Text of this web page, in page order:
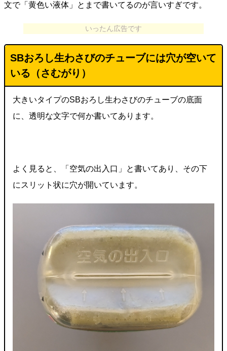
文で「黄色い液体」とまで書いてるのが言いすぎです。
いったん広告です
SBおろし生わさびのチューブには穴が空いて
いる（さむがり ）
大きいタイプのSBおろし生わさびのチューブの底面
に、透明な文字で何か書いてあります。
よく見ると、「空気の出入口」と書いてあり、その下
にスリット状に穴が開いています。